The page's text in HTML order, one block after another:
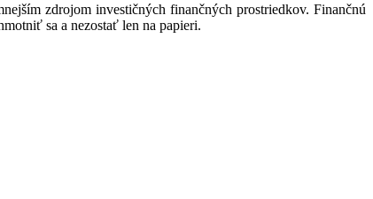
zdrojom investičných finančných prostriedkov. Finančnú
sa a nezostať len na papieri.